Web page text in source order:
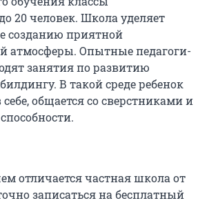
20 человек. Школа уделяет
созданию приятной
атмосферы. Опытные педагоги-
занятия по развитию
В такой среде ребенок
общается со сверстниками и
отличается частная школа от
записаться на бесплатный